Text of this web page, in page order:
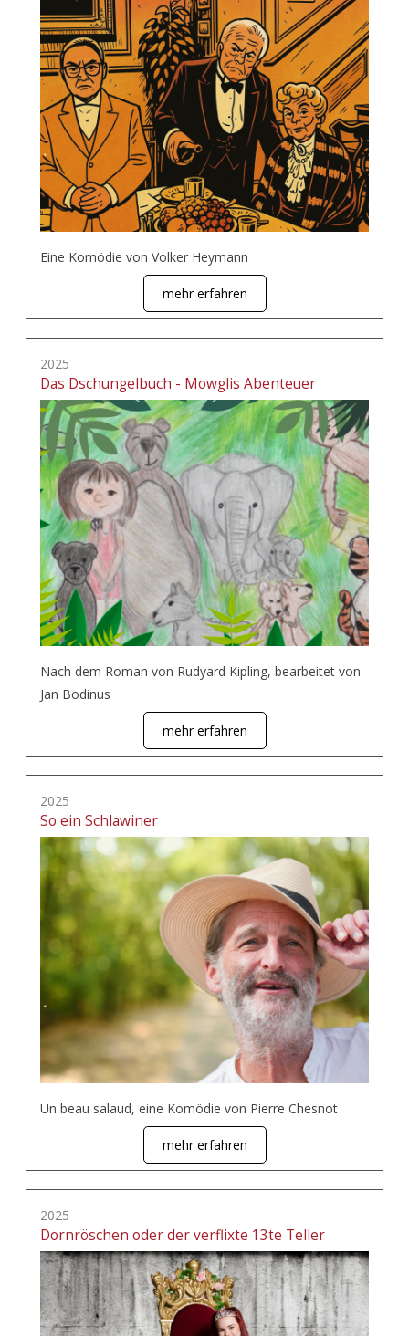
Eine Komödie von Volker Heymann
mehr erfahren
2025
Das Dschungelbuch - Mowglis Abenteuer
Nach dem Roman von Rudyard Kipling, bearbeitet von
Jan Bodinus
mehr erfahren
2025
So ein Schlawiner
Un beau salaud, eine Komödie von Pierre Chesnot
mehr erfahren
2025
Dornröschen oder der verflixte 13te Teller